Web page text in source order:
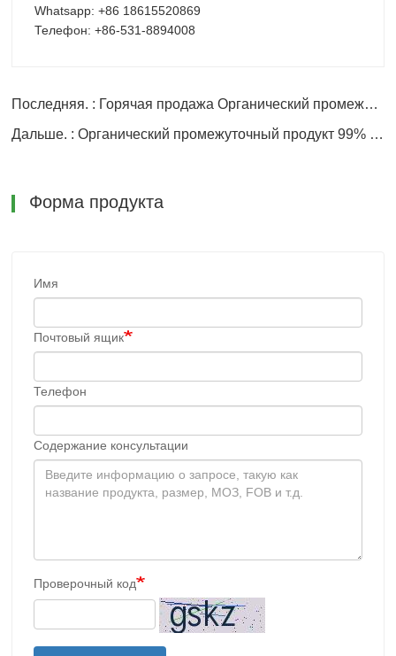
Whatsapp: +86 18615520869
Телефон: +86-531-8894008
Последняя. : Горячая продажа Органический промежуточный продукт 99% 4'-гидроксиацетофенон порошок
Дальше. : Органический промежуточный продукт 99% CAS 10031-22-8 Бромид свинца в наличии
Форма продукта
Имя
Почтовый ящик
Телефон
Содержание консультации
Проверочный код